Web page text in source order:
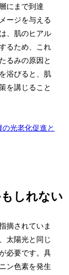
にまで到達
ージを与える
、肌のヒアル
るため、これ
るみの原因と
浴びると、肌
を講じること
光老化促進と
しれない
摘されていま
太陽光と同じ
必要です。具
ン色素を発生